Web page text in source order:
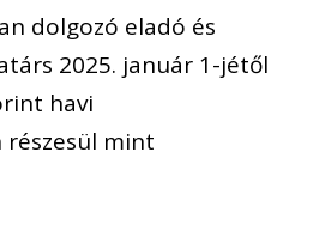
dolgozó eladó és
2025. január 1-jétől
havi
mint